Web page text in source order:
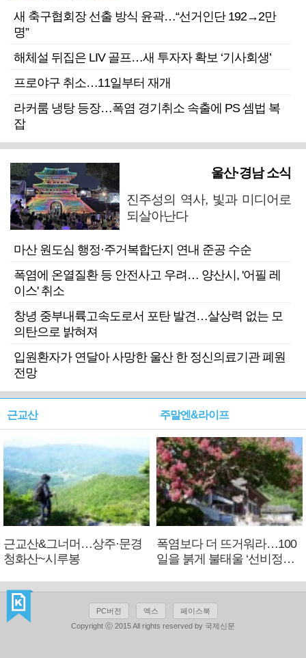
새 축구협회장 선출 방식 윤곽…“선거인단 192→2만
명”
해체설 뒤집은 LIV 골프…새 투자자 확보 ‘기사회생’
프로야구 취소…11일부터 재개
라커룸 냉탕 등장…폭염 경기취소 속출에 PS 셈법 복
잡
울산·경남 소식
진주성의 역사, 빛과 미디어로
되살아난다
마산 원도심 행정·주거복합단지 연내 준공 수순
폭염에 온열질환 등 안전사고 우려… 양산시, '어필 레
이스' 취소
창녕 중부내륙고속도로서 포탄 발견…살상력 없는 모
의탄으로 밝혀져
입원환자가 연달아 사망한 울산 한 정신의료기관 폐원
전망
근교산
근교산&그너머…상주·문경
청화산~시루봉
주말엔&라이프
폭염보다 더 뜨거워라…100
일을 붉게 불태울 ‘선비정신’
PC버전 엑스
페이스북
Copyright ⓒ 2015 All rights reserved by 국제신문